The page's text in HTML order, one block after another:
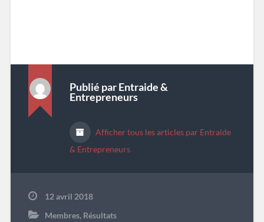
Publié parEntraide &
Entrepreneurs
Afficher tous les articles par Entraide
& Entrepreneurs
12 avril 2018
Membres, Résultats